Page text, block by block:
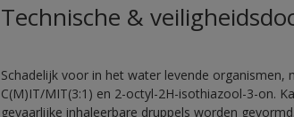
Technische &
Schadelijk voor in het water levende
C(M)IT/MIT(3:1) en 2-octyl-2H-isothiazool-3-on.
gevaarlijke inhaleerbare druppels worden